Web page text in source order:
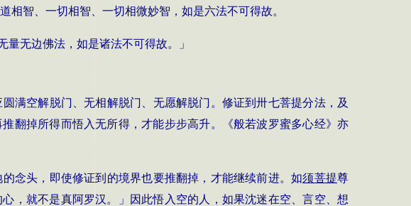
智、一切相智、一切相微妙智，如是六法不可得故。
无边佛法，如是诸法不可得故。」
满空解脱门、无相解脱门、无愿解脱门。修证到卅七菩提分法，及
翻掉所得而悟入无所得，才能步步高升。《般若波罗蜜多心经》亦
念头，即使修证到的境界也要推翻掉，才能继续前进。如须菩提尊
，就不是真阿罗汉。」因此悟入空的人，如果沈迷在空、言空、想